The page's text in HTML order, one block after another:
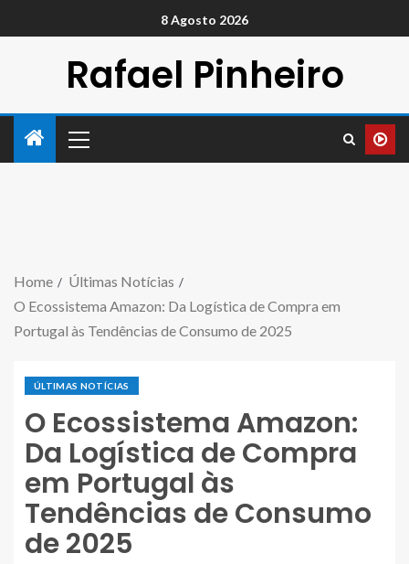
8 Agosto 2026
Rafael Pinheiro
Home
Últimas Notícias
O Ecossistema Amazon: Da Logística de Compra em
Portugal às Tendências de Consumo de 2025
ÚLTIMAS NOTÍCIAS
O Ecossistema Amazon:
Da Logística de Compra
em Portugal às
Tendências de Consumo
de 2025